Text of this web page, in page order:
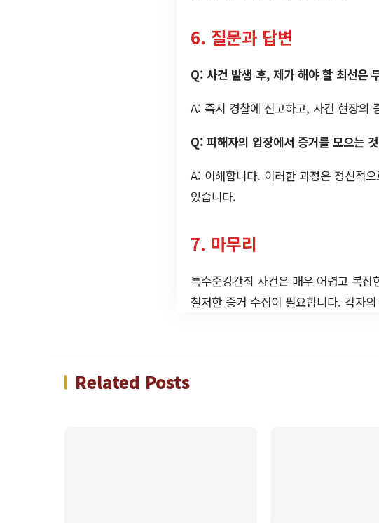
6. 질문과 답변
Q: 사건 발생 후, 제가 해야 할 최선은
A: 즉시 경찰에 신고하고, 사건 현장의
Q: 피해자의 입장에서 증거를 모으는
A: 이해합니다. 이러한 과정은 정신적
있습니다.
7. 마무리
특수준강간죄 사건은 매우 어렵고 복
철저한 증거 수집이 필요합니다. 각자
Related Posts